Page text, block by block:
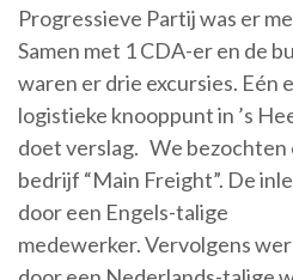
Progressieve Partij was er
Samen met 1 CDA-er en de
waren er drie excursies. Eén
logistieke knooppunt in ’s
doet verslag. We
bedrijf “Main Freight”. De
door een Engels-talige
medewerker. Vervolgens